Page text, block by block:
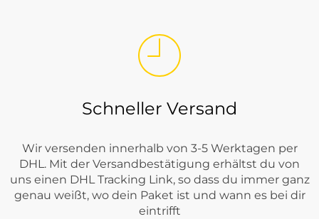
Schneller Versand
Wir versenden innerhalb von 3-5 Werktagen per
DHL. Mit der Versandbestätigung erhältst du von
uns einen DHL Tracking Link, so dass du immer ganz
genau weißt, wo dein Paket ist und wann es bei dir
eintrifft